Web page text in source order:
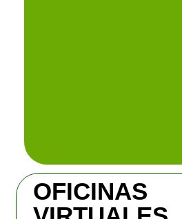
OFICINAS